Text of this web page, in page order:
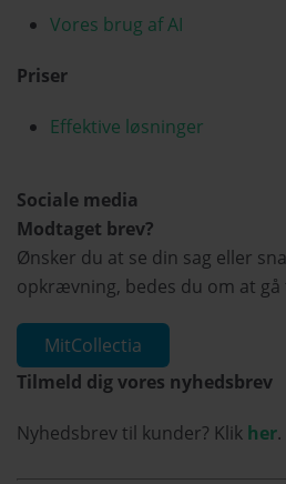
Vores brug af AI
Priser
Effektive løsninger
Sociale media
Modtaget brev?
Ønsker du at se din sag eller
opkrævning, bedes du om at gå
MitCollectia
Tilmeld dig vores nyhedsbrev
Nyhedsbrev til kunder? Klik her.